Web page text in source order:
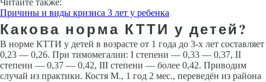
Читайте также:
Причины и виды кризиса 3 лет у ребенка
Какова норма КТТИ у детей?
В норме КТТИ у детей в возрасте от 1 года до 3-х лет составляет
0,23 — 0,26. При тимомегалии: I степени — 0,33 — 0,37, II
степени — 0,37 — 0,42, III степени — более 0,42. Приводим
случай из практики. Костя М., 1 год 2 мес., переведён из района